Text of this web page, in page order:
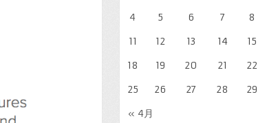
« 4月
4
5 6 7 8
11
12 13 14 15
18
19 20 21 22
25
26 27 28 29